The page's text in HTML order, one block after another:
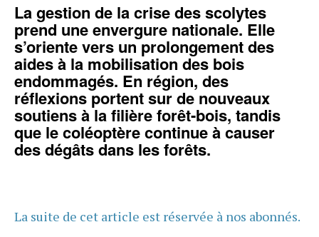
La gestion de la crise des scolytes
prend une envergure nationale. Elle
s’oriente vers un prolongement des
aides à la mobilisation des bois
endommagés. En région, des
réflexions portent sur de nouveaux
soutiens à la filière forêt-bois, tandis
que le coléoptère continue à causer
des dégâts dans les forêts.
La suite de cet article est réservée à nos abonnés.